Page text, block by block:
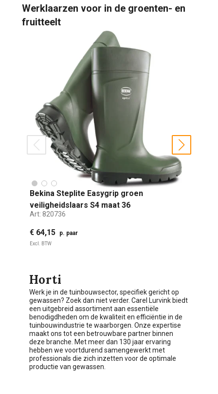
Werklaarzen voor in de groenten- en
fruitteelt
Bekina Steplite Easygrip groen
veiligheidslaars S4 maat 36
Art: 820736
€ 64,15 p. paar
Excl. BTW
prev next
Horti
Werk je in de tuinbouwsector, specifiek gericht op
gewassen? Zoek dan niet verder. Carel Lurvink biedt
een uitgebreid assortiment aan essentiële
benodigdheden om de kwaliteit en efficiëntie in de
tuinbouwindustrie te waarborgen. Onze expertise
maakt ons tot een betrouwbare partner binnen
deze branche. Met meer dan 130 jaar ervaring
hebben we voortdurend samengewerkt met
professionals die zich inzetten voor de optimale
productie van gewassen.